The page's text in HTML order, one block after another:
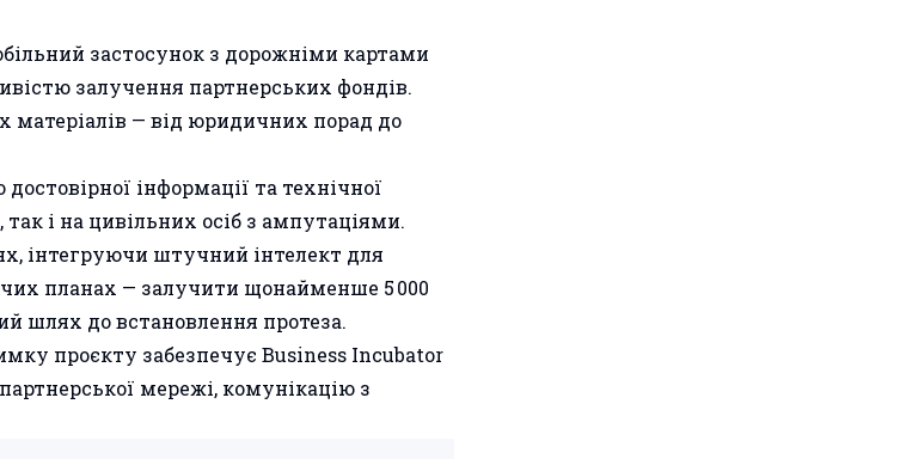
застосунок з дорожніми картами
залучення партнерських фондів.
матеріалів — від юридичних порад до
інформації та технічної
і на цивільних осіб з ампутаціями.
інтегруючи штучний інтелект для
планах — залучити щонайменше 5 000
шлях до встановлення протеза.
проєкту забезпечує Business Incubator
мережі, комунікацію з